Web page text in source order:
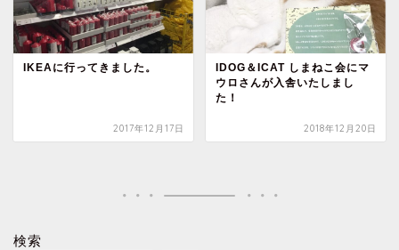
IKEAに行ってきました。
2017年12月17日
IDOG＆ICAT しまねこ会にマ
ウロさんが入舎いたしまし
た！
2018年12月20日
検索